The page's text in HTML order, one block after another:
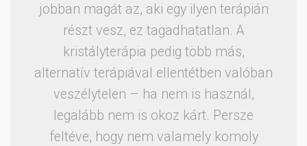
jobban magát az, aki egy ilyen terápián
részt vesz, ez tagadhatatlan. A
kristályterápia pedig több más,
alternatív terápiával ellentétben valóban
veszélytelen – ha nem is használ,
legalább nem is okoz kárt. Persze
feltéve, hogy nem valamely komoly